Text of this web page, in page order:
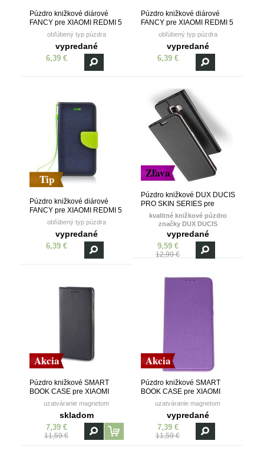
Púzdro knižkové diárové
FANCY pre XIAOMI REDMI 5
PLUS - červeno modré
obľúbený typ púzdra
vypredané
6,39 €
Púzdro knižkové diárové
FANCY pre XIAOMI REDMI 5
PLUS - čierne
obľúbený typ púzdra
vypredané
6,39 €
Tip
Púzdro knižkové diárové
FANCY pre XIAOMI REDMI 5
PLUS - modro žlté
obľúbený typ púzdra
vypredané
6,39 €
Zľava
Púzdro knižkové DUX DUCIS
PRO SKIN SERIES pre
XIAOMI REDMI 5 PLUS -
čierne
kvalitné knižkové púzdro
značky DUX DUCIS
vypredané
9,59 €
12,99 €
Akcia
Púzdro knižkové SMART
BOOK CASE pre XIAOMI
REDMI 5 PLUS - čierne
uzatváranie magnetom
skladom
7,39 €
11,59 €
Akcia
Púzdro knižkové SMART
BOOK CASE pre XIAOMI
REDMI 5 PLUS - fialové
uzatváranie magnetom
vypredané
7,39 €
11,59 €